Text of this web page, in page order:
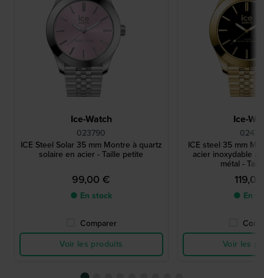
Ice-Watch
023790
ICE Steel Solar 35 mm Montre à quartz
solaire en acier - Taille petite
99,00 €
● En stock
Comparer
Voir les produits
Ice-
ICE steel 35 mm
acier inoxydable
métal -
● En
Voir les